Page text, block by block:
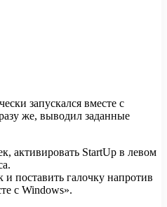
запускался вместе с
же, выводил заданные
активировать StartUp в левом
поставить галочку напротив
с Windows».